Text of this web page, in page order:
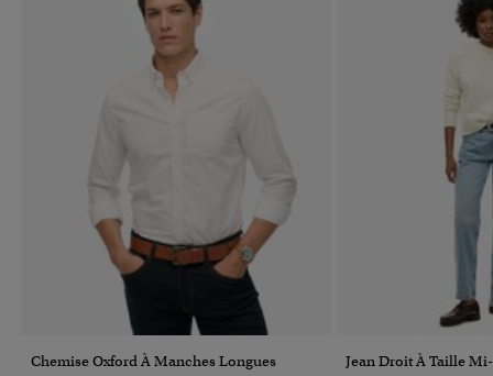
Chemise Oxford À Manches Longues Jean Droit À Taille